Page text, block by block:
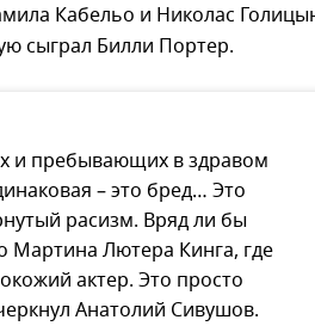
Кабельо и Николас
сыграл Билли Портер.
и пребывающих в здравом
– это бред… Это
расизм. Вряд ли бы
Лютера Кинга, где
актер. Это просто
Анатолий Сивушов.